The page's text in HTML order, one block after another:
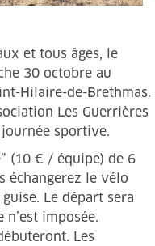
et tous âges, le
30 octobre au
Hilaire-de-Brethmas.
Les Guerrières
sportive.
(10 € / équipe) de 6
échangerez le vélo
Le départ sera
imposée.
Les